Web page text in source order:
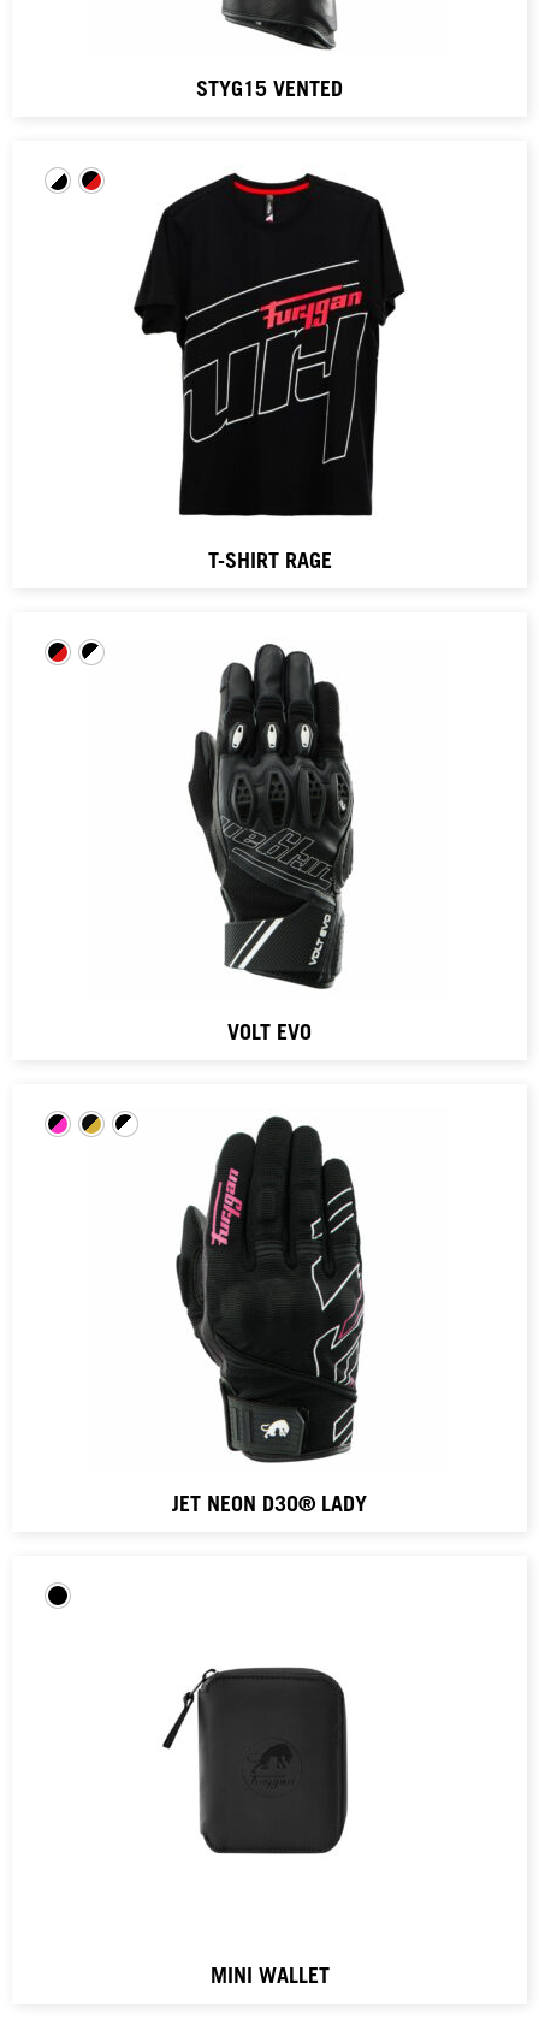
STYG15 VENTED
T-SHIRT RAGE
VOLT EVO
JET NEON D3O® LADY
MINI WALLET